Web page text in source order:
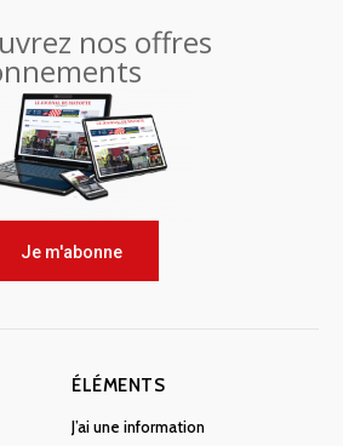
nos offres
Je m'abonne
ÉLÉMENTS
J’ai une information